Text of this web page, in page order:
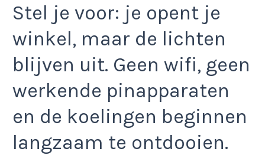
Stel je voor: je opent je
winkel, maar de lichten
blijven uit. Geen wifi, geen
werkende pinapparaten
en de koelingen beginnen
langzaam te ontdooien.